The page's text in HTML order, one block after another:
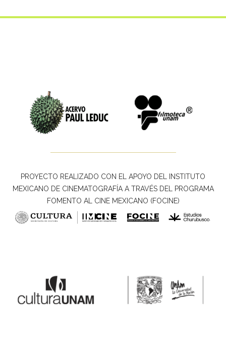
PROYECTO REALIZADO CON EL APOYO DEL INSTITUTO
MEXICANO DE CINEMATOGRAFÍA A TRAVÉS DEL PROGRAMA
FOMENTO AL CINE MEXICANO (FOCINE)